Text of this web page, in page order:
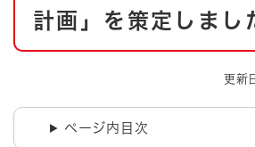
やさしい日本語ハザードマップ
計画」を策定しまし
更新
ページ内目次